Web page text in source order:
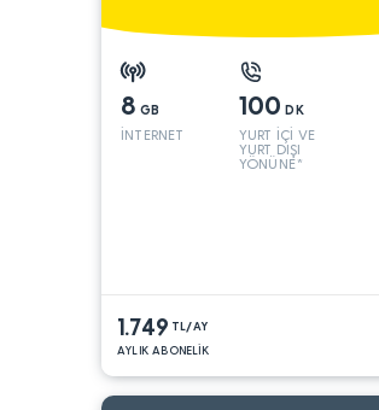
8 GB
İNTERNET
100 DK
YURT İÇİ VE
YURT DIŞI
YÖNÜNE*
1.749 TL/AY
AYLIK ABONELİK